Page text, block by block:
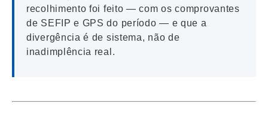
recolhimento foi feito — com os comprovantes
de SEFIP e GPS do período — e que a
divergência é de sistema, não de
inadimplência real.